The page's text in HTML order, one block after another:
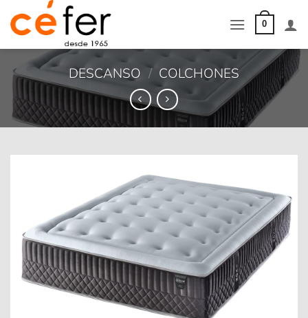
0
DESCANSO / COLCHONES